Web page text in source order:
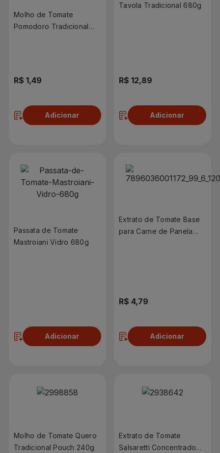
Molho de Tomate
Pomodoro Tradicional
R$ 1,49
Adicionar
Tavola Tradicional 680g
R$ 12,89
Adicionar
Passata de Tomate
Mastroiani Vidro 680g
Adicionar
Extrato de Tomate Base
para Carne de Panela
R$ 4,79
Adicionar
Molho de Tomate Quero
Tradicional Pouch 240g
Extrato de Tomate
Salsaretti Concentrado